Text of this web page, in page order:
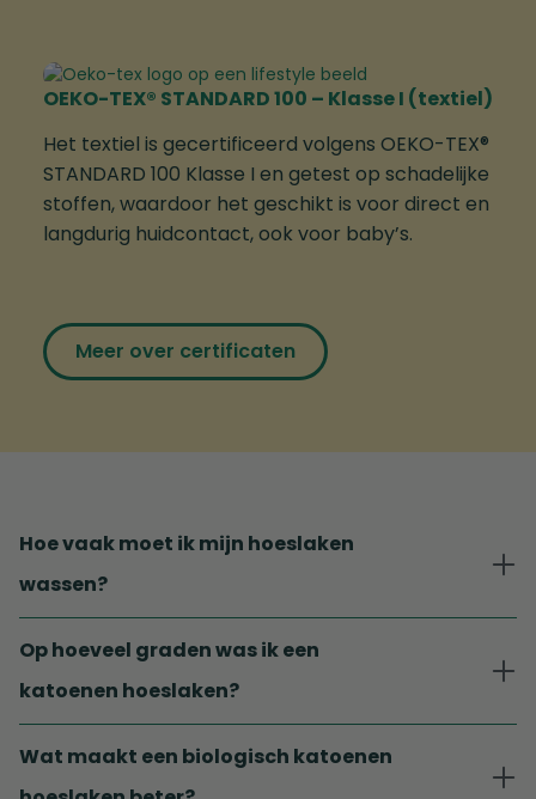
OEKO-TEX® STANDARD 100 – Klasse I (textiel)
Het textiel is gecertificeerd volgens OEKO-TEX®
STANDARD 100 Klasse I en getest op schadelijke
stoffen, waardoor het geschikt is voor direct en
langdurig huidcontact, ook voor baby’s.
Meer over certificaten
Hoe vaak moet ik mijn hoeslaken
wassen?
Op hoeveel graden was ik een
katoenen hoeslaken?
Wat maakt een biologisch katoenen